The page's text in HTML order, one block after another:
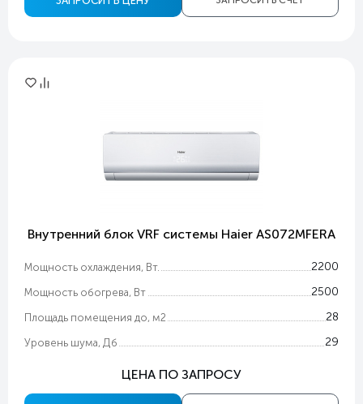
Внутренний блок VRF системы Haier AS072MFERA
Мощность охлаждения, Вт. 2200
Мощность обогрева, Вт 2500
Площадь помещения до, м2 28
Уровень шума, Дб 29
ЦЕНА ПО ЗАПРОСУ